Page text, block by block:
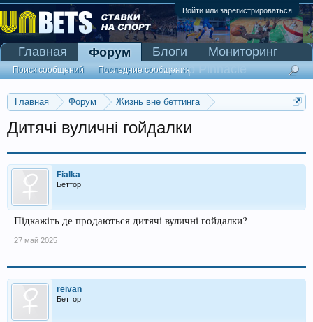
Войти или зарегистрироваться
Главная Форум
Жизнь вне беттинга
Дитячі вуличні гойдалки
Fialka
Беттор
Підкажіть де продаються дитячі вуличні гойдалки?
27 май 2025
reivan
Беттор
Главная Форум
Поиск сообщений Последние сообщения
Блоги
Мониторинг
Сканер Pinnacle